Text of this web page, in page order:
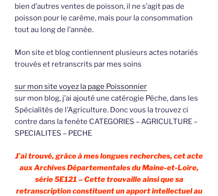
bien d’autres ventes de poisson, il ne s’agit pas de
poisson pour le carême, mais pour la consommation
tout au long de l’année.
Mon site et blog contiennent plusieurs actes notariés
trouvés et retranscrits par mes soins
sur mon site voyez la page Poissonnier
sur mon blog, j’ai ajouté une catérogie Pêche, dans les
Spécialités de l’Agriculture. Donc vous la trouvez ci
contre dans la fenête CATEGORIES – AGRICULTURE –
SPECIALITES – PECHE
J’ai trouvé, grâce à mes longues recherches, cet acte
aux Archives Départementales du Maine-et-Loire,
série 5E121 – Cette trouvaille ainsi que sa
retranscription constituent un apport intellectuel au